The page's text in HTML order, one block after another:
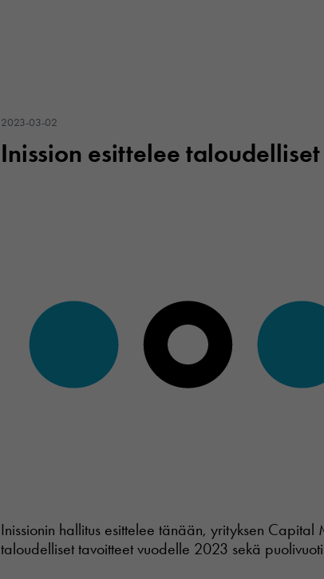
2023-03-02
Inission esittelee
Inissionin hallitus esittelee tänään, yrityksen Capital
taloudelliset tavoitteet vuodelle 2023 sekä